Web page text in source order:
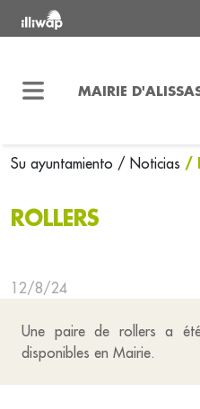
MAIRIE
Su ayuntamiento / Noticias /
ROLLERS
12/8/24
Une paire de rollers a
disponibles en Mairie.